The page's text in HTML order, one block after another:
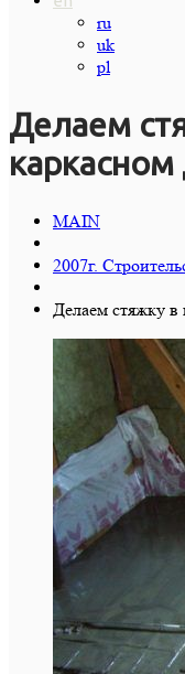
ru
uk
pl
Делаем
MAIN
2007г.
Делаем стяжку